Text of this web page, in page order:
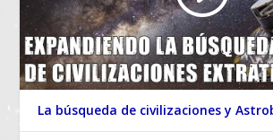
La búsqueda de civilizaciones y